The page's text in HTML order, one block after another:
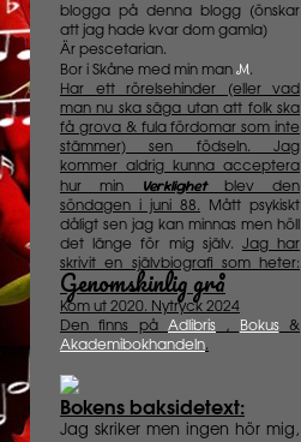
blogga på denna blogg (önskar
att jag hade kvar dom gamla)
Är pescetarian.
Bor i Skåne med min man M.
Har ett rörelsehinder (eller vad
man nu ska säga utan att folk ska
få grova & fula fördomar som inte
stämmer) sen födseln. Jag
kommer aldrig kunna acceptera
hur min
Verklighetblev den
söndagen i juni 88. Mått psykiskt
dåligt sen jag kan minnas men höll
det länge för mig själv. Jag har
skrivit en självbiografi som heter:
Genomskinlig grå
Kom ut 2020. Nytryck 2024
Den finns på Adlibris , Bokus&
Akademibokhandeln.
Bokens baksidetext:
Jag skriker men ingen hör mig,